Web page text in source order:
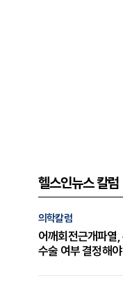
헬스인뉴스 칼럼
의학칼럼
어깨회전근개파열
수술 여부 결정해